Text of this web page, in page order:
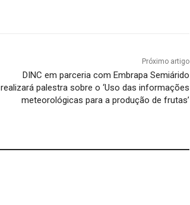
Próximo artigo
DINC em parceria com Embrapa Semiárido
realizará palestra sobre o ‘Uso das informações
meteorológicas para a produção de frutas’